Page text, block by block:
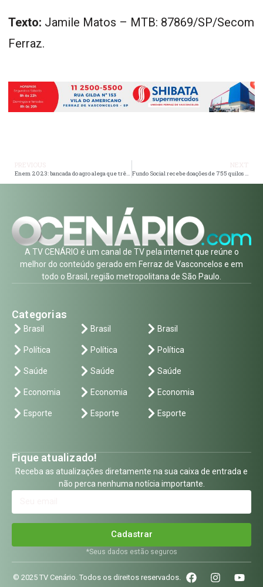
Texto: Jamile Matos – MTB: 87869/SP/Secom
Ferraz.
Enem 2023: bancada do agro alega que três questões apresentam cunho ideológico e busca convocar o ministro Fundo Social recebe doações de 755 quilos de alimentos
A TV CENÁRIO é um canal de TV pela internet que reúne o
melhor do conteúdo gerado em Ferraz de Vasconcelos e em
todo o Brasil, região metropolitana de São Paulo.
Categorias
Brasil
Política
Saúde
Economia
Esporte
Brasil
Política
Saúde
Economia
Esporte
Brasil
Política
Saúde
Economia
Esporte
Fique atualizado!
Receba as atualizações diretamente na sua caixa de entrada e
não perca nenhuma notícia importante.
Cadastrar
*Seus dados estão seguros
© 2025 TV Cenário. Todos os direitos reservados.